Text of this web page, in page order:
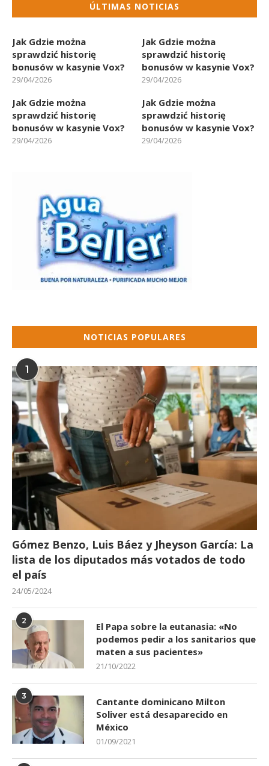
ÚLTIMAS NOTICIAS
Jak Gdzie można
sprawdzić historię
bonusów w kasynie Vox?
29/04/2026
Jak Gdzie można
sprawdzić historię
bonusów w kasynie Vox?
29/04/2026
Jak Gdzie można
sprawdzić historię
bonusów w kasynie Vox?
29/04/2026
Jak Gdzie można
sprawdzić historię
bonusów w kasynie Vox?
29/04/2026
NOTICIAS POPULARES
1
Gómez Benzo, Luis Báez y Jheyson García: La
lista de los diputados más votados de todo
el país
24/05/2024
2
El Papa sobre la eutanasia: «No
podemos pedir a los sanitarios que
maten a sus pacientes»
21/10/2022
3
Cantante dominicano Milton
Soliver está desaparecido en
México
01/09/2021